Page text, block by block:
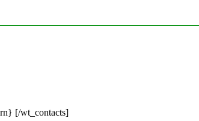
[/wt_contacts]